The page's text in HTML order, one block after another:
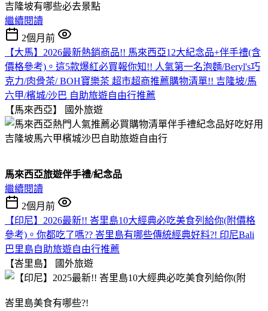
吉隆坡有哪些必去景點
繼續閱讀
2個月前
【大馬】2026最新熱銷商品!! 馬來西亞12大紀念品+伴手禮(含
價格參考)。這5款爆紅必買報你知!! 人氣第一名泡麵/Beryl's巧
克力/肉骨茶/ BOH寶樂茶 超市超商推薦購物清單!! 吉隆坡/馬
六甲/檳城/沙巴 自助旅遊自由行推薦
【馬來西亞】
國外旅遊
馬來西亞旅遊伴手禮/紀念品
繼續閱讀
2個月前
【印尼】2026最新!! 峇里島10大經典必吃美食列給你(附價格
參考)。你都吃了嗎?? 峇里島有哪些傳統經典好料?! 印尼Bali
巴里島自助旅遊自由行推薦
【峇里島】
國外旅遊
峇里島美食有哪些?!